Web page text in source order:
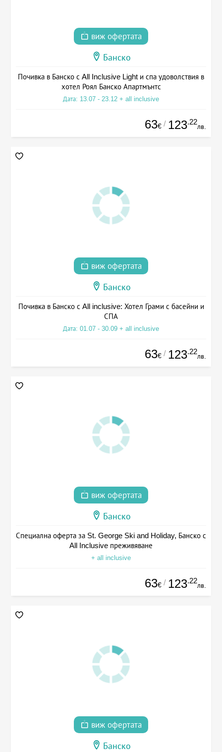
виж офертата
Банско
Почивка в Банско с All Inclusive Light и спа удоволствия в
хотел Роял Банско Апартмънтс
Дата: 13.07 - 23.12 + all inclusive
63€ / 123.22
лв.
виж офертата
Банско
Почивка в Банско с All inclusive: Хотел Грами с басейни и
СПА
Дата: 01.07 - 30.09 + all inclusive
63€ / 123.22
лв.
виж офертата
Банско
Специална оферта за St. George Ski and Holiday, Банско с
All Inclusive преживяване
+ all inclusive
63€ / 123.22
лв.
виж офертата
Банско